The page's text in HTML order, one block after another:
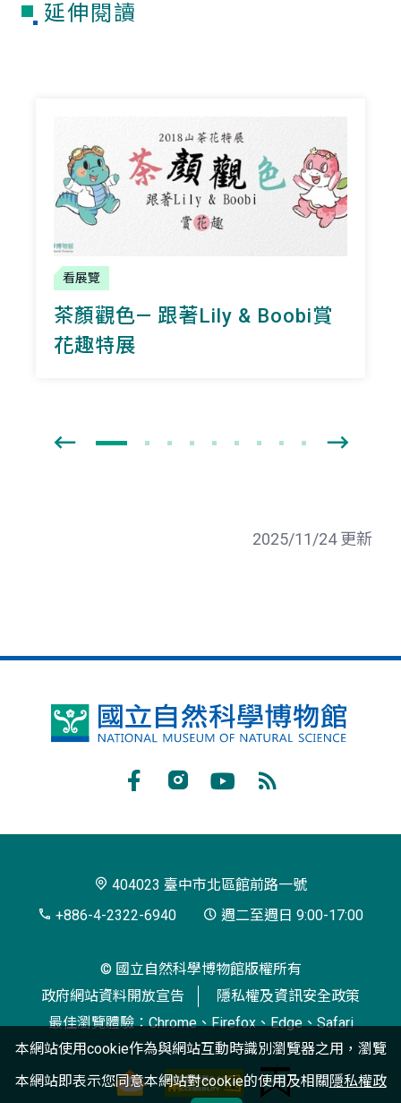
延伸閱讀
看展覽
茶顏觀色— 跟著Lily & Boobi賞
花趣特展
2025/11/24 更新
國
博
閱
404023 臺中市北區館前路一號
+886-4-2322-6940
週二至週日 9:00-17:00
© 國立自然科學博物館版權所有
政府網站資料開放宣告
隱私權及資訊安全政策
最佳瀏覽體驗：Chrome、Firefox、Edge、Safari
本網站使用cookie作為與網站互動時識別瀏覽器之用，瀏覽
本網站即表示您同意本網站對cookie的使用及相關隱私權政